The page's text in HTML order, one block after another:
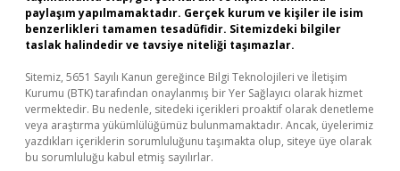
paylaşım yapılmamaktadır. Gerçek kurum ve kişiler ile isim
benzerlikleri tamamen tesadüfidir. Sitemizdeki bilgiler
taslak halindedir ve tavsiye niteliği taşımazlar.
Sitemiz, 5651 Sayılı Kanun gereğince Bilgi Teknolojileri ve İletişim
Kurumu (BTK) tarafından onaylanmış bir Yer Sağlayıcı olarak hizmet
vermektedir. Bu nedenle, sitedeki içerikleri proaktif olarak denetleme
veya araştırma yükümlülüğümüz bulunmamaktadır. Ancak, üyelerimiz
yazdıkları içeriklerin sorumluluğunu taşımakta olup, siteye üye olarak
bu sorumluluğu kabul etmiş sayılırlar.